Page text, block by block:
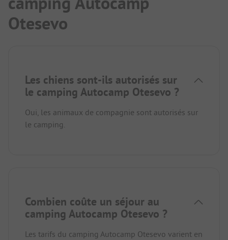
Otesevo
Les chiens sont-ils autorisés sur
le camping Autocamp Otesevo ?
Oui, les animaux de compagnie sont autorisés sur
le camping.
Combien coûte un séjour au
camping Autocamp Otesevo ?
Les tarifs du camping Autocamp Otesevo varient en